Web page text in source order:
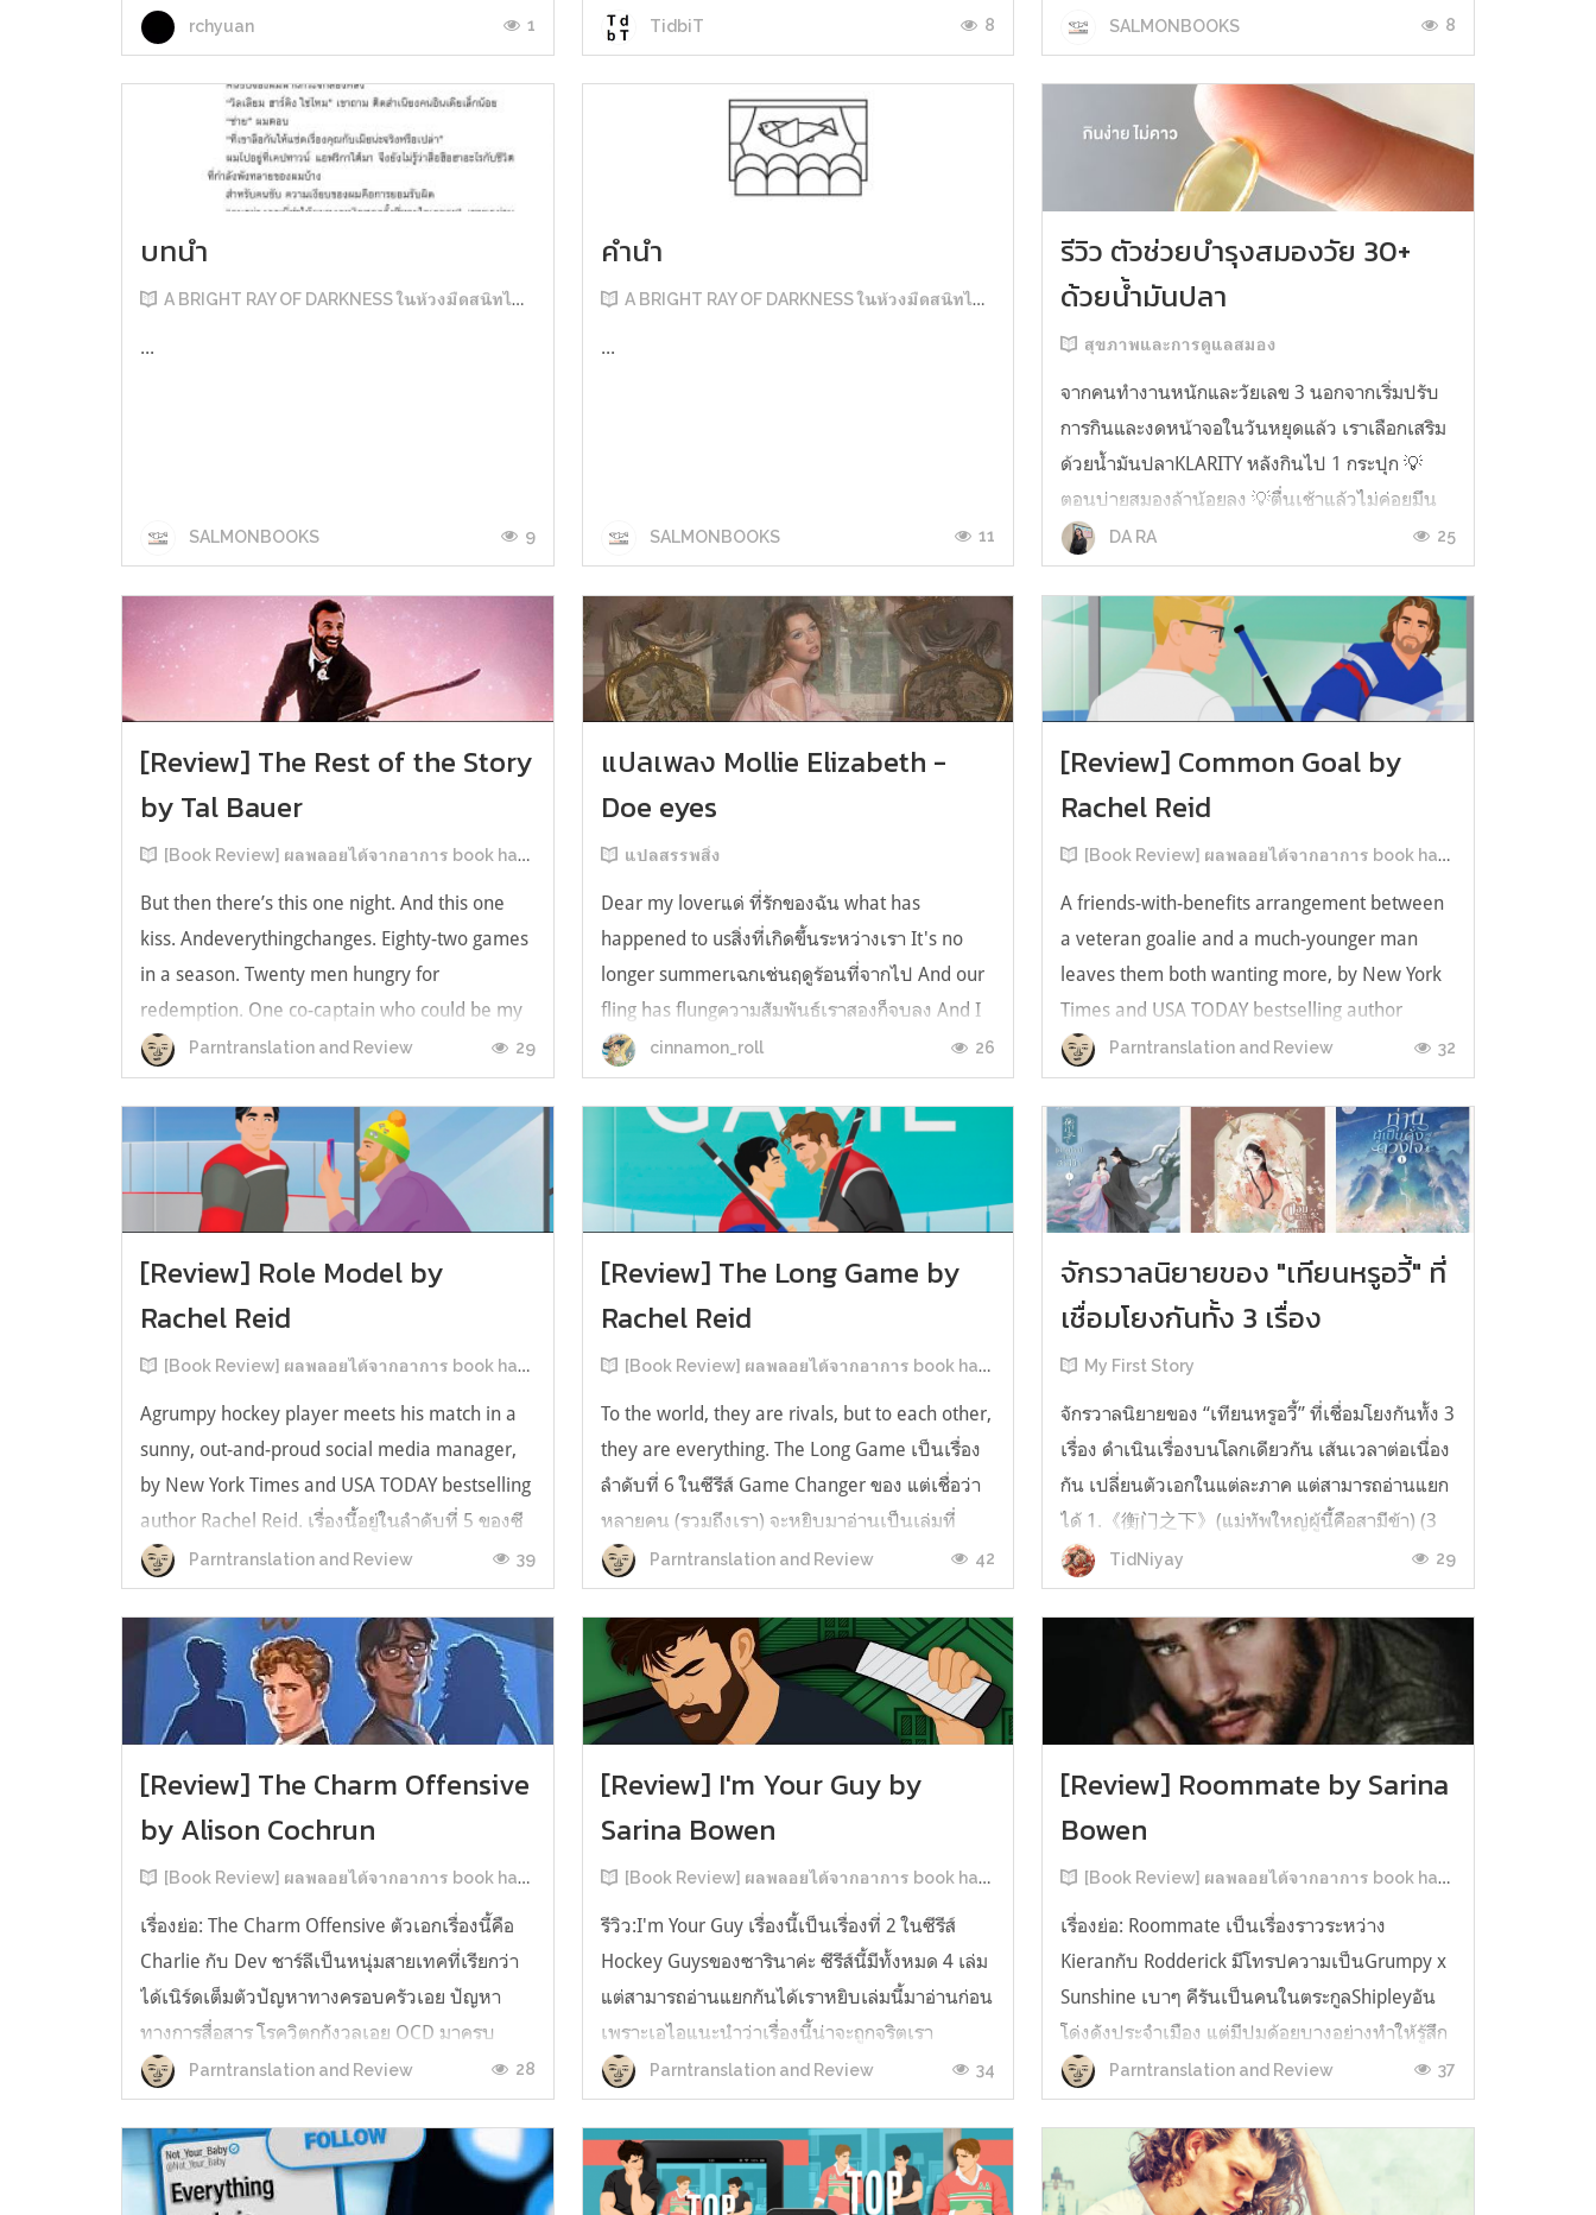
อยู่ในตัว เกิดความรู้สึกอยากฉี่ และแม้ตัวเขาจะ
เหยียดตรง ก็มีแต่ความมืดมิดอยู่เบื้องหน้...
rchyuan 1
O o" ... แบบใช้โควต้ากินโซเดียมทั้งสัปดาห์
ต้องหาผักนึ่ง ...
TidbiT 8 SALMONBOOKS 8
บทนำ
A BRIGHT RAY OF DARKNESS ในห้วงมืดสนิทไม่มิดแสง
...
SALMONBOOKS 9
คำนำ
A BRIGHT RAY OF DARKNESS ในห้วงมืดสนิทไม่มิดแสง
...
SALMONBOOKS 11
รีวิว ตัวช่วยบำรุงสมองวัย 30+
ด้วยน้ำมันปลา
สุขภาพและการดูแลสมอง
จากคนทำงานหนักและวัยเลข 3 นอกจากเริ่มปรับ
การกินและงดหน้าจอในวันหยุดแล้ว เราเลือกเสริม
ด้วยน้ำมันปลาKLARITY หลังกินไป 1 กระปุก 💡
ตอนบ่ายสมองล้าน้อยลง 💡ตื่นเช้าแล้วไม่ค่อยมึน
หัว 💡ไอเดียไม่ตัน ยิ่งทำงานสาย Content แนะนำ
ว่าควรมี ชอบตรงที่ไม่มีกลิ่นคาวเลย กินง่ายสุด
ตั้งแต่เคยกินน้ำมันปลามาเลย ใครที่เคยกิ...
DA RA 25
[Review] The Rest of the Story
by Tal Bauer
[Book Review] ผลพลอยได้จากอาการ book hangover หลังอ่านสารพัน MM Romance
But then there’s this one night. And this one
kiss. Andeverythingchanges. Eighty-two games
in a season. Twenty men hungry for
redemption. One co-captain who could be my
forever. This is the rest of the story. หลังอ่าน
แบบฟีลกู้ดติดๆ กันแล้ว เลยอยากได้ความแสบ
ทรวงในชีวิตบ้าง (หาเรื่อง!) เล่มนี้คู่หูเอ...
Parntranslation and Review 29
แปลเพลง Mollie Elizabeth -
Doe eyes
แปลสรรพสิ่ง
Dear my loverแด่ ที่รักของฉัน what has
happened to usสิ่งที่เกิดขึ้นระหว่างเรา It's no
longer summerเฉกเช่นฤดูร้อนที่จากไป And our
fling has flungความสัมพันธ์เราสองก็จบลง And I
still spin your recordsแต่ฉันยังเล่นเพลงโปรดของ
คุณบนแผ่นเสียงไวนิล And You still feel like
homeในใจฉัน ตัวตนคุณก็ยังอบอ...
cinnamon_roll 26
[Review] Common Goal by
Rachel Reid
[Book Review] ผลพลอยได้จากอาการ book hangover หลังอ่านสารพัน MM Romance
A friends-with-benefits arrangement between
a veteran goalie and a much-younger man
leaves them both wanting more, by New York
Times and USA TODAY bestselling author
Rachel Reid. เป็นเรื่องลำดับที่ 4ในซีรีส์ Game
Changer และเป็นเล่มที่ 4 ที่เราหยิบมาอ่าน ใน
ที่สุดลำดับเรื่องกับลำดับที่หยิบอ่านก็ตรงกั...
Parntranslation and Review 32
[Review] Role Model by
Rachel Reid
[Book Review] ผลพลอยได้จากอาการ book hangover หลังอ่านสารพัน MM Romance
Agrumpy hockey player meets his match in a
sunny, out-and-proud social media manager,
by New York Times and USA TODAY bestselling
author Rachel Reid. เรื่องนี้อยู่ในลำดับที่ 5 ของซี
รีส์ Game Changer แต่เป็นเรื่องที่ 3 ที่เราหยิบมา
อ่าน เพราะเห็นว่าเป็นเรื่องในไทม์ไลน์เดียวกันกับ
TheLong Game ประกอบกั...
Parntranslation and Review 39
[Review] The Long Game by
Rachel Reid
[Book Review] ผลพลอยได้จากอาการ book hangover หลังอ่านสารพัน MM Romance
To the world, they are rivals, but to each other,
they are everything. The Long Game เป็นเรื่อง
ลำดับที่ 6 ในซีรีส์ Game Changer ของ แต่เชื่อว่า
หลายคน (รวมถึงเรา) จะหยิบมาอ่านเป็นเล่มที่
2หลังจากอ่าน Heated Rivalry มา555 เรื่องย่อ:
The Long Game เล่ม Long Game นี่จะเป็น
ประมาณ2 ปีหลังจาก HR จะดำเนินเ...
Parntranslation and Review 42
จักรวาลนิยายของ "เทียนหรูอวี้" ที่
เชื่อมโยงกันทั้ง 3 เรื่อง
My First Story
จักรวาลนิยายของ “เทียนหรูอวี้” ที่เชื่อมโยงกันทั้ง 3
เรื่อง ดำเนินเรื่องบนโลกเดียวกัน เส้นเวลาต่อเนื่อง
กัน เปลี่ยนตัวเอกในแต่ละภาค แต่สามารถอ่านแยก
ได้ 1.《衡门之下》(แม่ทัพใหญ่ผู้นี้คือสามีข้า) (3
เล่มจบ) เป็นเรื่องที่เกิดก่อน เล่าเรื่องของ ฝูถิง กับ
หลี่ชีฉือ ที่ต้องแต่งงานกันก่อนจะใช้ชีวิตห่างไกล
TidNiyay 29
[Review] The Charm Offensive
by Alison Cochrun
[Book Review] ผลพลอยได้จากอาการ book hangover หลังอ่านสารพัน MM Romance
เรื่องย่อ: The Charm Offensive ตัวเอกเรื่องนี้คือ
Charlie กับ Dev ชาร์ลีเป็นหนุ่มสายเทคที่เรียกว่า
ได้เนิร์ดเต็มตัวปัญหาทางครอบครัวเอย ปัญหา
ทางการสื่อสาร โรควิตกกังวลเอย OCD มาครบ
เรียกได้ว่าครบองค์ประกอบความโอตะ เขาทั้งไม่
เชื่อในรักแท้ ไม่เคยมีความสัมพันธ์ในเชิงโรแมนติก
กับใคร หรืออาจเรียกว่าไม่เคยรู...
Parntranslation and Review 28
[Review] I'm Your Guy by
Sarina Bowen
[Book Review] ผลพลอยได้จากอาการ book hangover หลังอ่านสารพัน MM Romance
รีวิว:I'm Your Guy เรื่องนี้เป็นเรื่องที่ 2 ในซีรีส์
Hockey Guysของซารินาค่ะ ซีรีส์นี้มีทั้งหมด 4 เล่ม
แต่สามารถอ่านแยกกันได้เราหยิบเล่มนี้มาอ่านก่อน
เพราะเอไอแนะนำว่าเรื่องนี้น่าจะถูกจริตเรา
มากกว่า555 เรื่องนี้เป็นเรื่องราวของ TOMMASO
นักกีฬาฮอกกี้ NHL กับ Carter มัณฑนากรมือฉมัง
ทอมมาโซเพิ่งโดนเทร...
Parntranslation and Review 34
[Review] Roommate by Sarina
Bowen
[Book Review] ผลพลอยได้จากอาการ book hangover หลังอ่านสารพัน MM Romance
เรื่องย่อ: Roommate เป็นเรื่องราวระหว่าง
Kieranกับ Rodderick มีโทรปความเป็นGrumpy x
Sunshine เบาๆ คีรันเป็นคนในตระกูลShipleyอัน
โด่งดังประจำเมือง แต่มีปมด้อยบางอย่างทำให้รู้สึก
ว่าพ่อรักพี่ชายมากกว่าตัวเองเสมอ จึงดิ้นรนอยาก
ออกมาอยู่คนเดียวเพื่อให้หลุดจากอิทธิพลของที่
บ้าน และไล่ตามความฝันการเป็นกราฟฟิ...
Parntranslation and Review 37